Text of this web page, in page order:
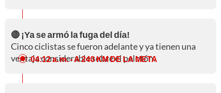
🔴 ¡Ya se armó la fuga del día!
Cinco ciclistas se fueron adelante y ya tienen una
ventaja considerable sobre el pelotón.
04:12 a. m.- A 240 KM DE LA META